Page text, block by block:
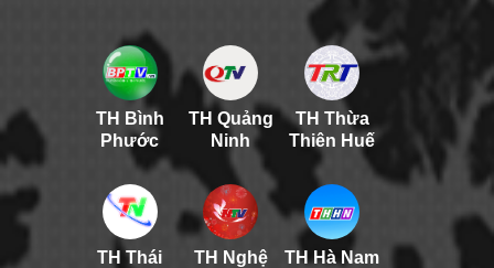
TH Bình
Phước
TH Quảng
Ninh
TH Thừa
Thiên Huế
TH Thái
TH Nghệ
TH Hà Nam